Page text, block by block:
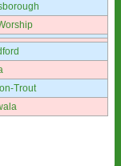
Trout